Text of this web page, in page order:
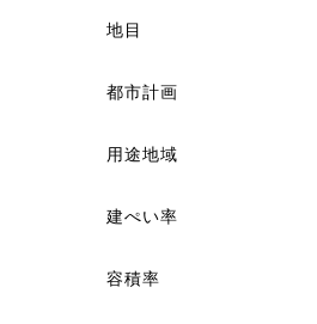
地目
都市計画
用途地域
建ぺい率
容積率